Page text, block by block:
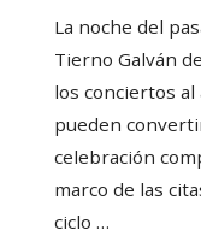
La noche del
Tierno Galván
los conciertos
pueden
celebración
marco de las
ciclo …